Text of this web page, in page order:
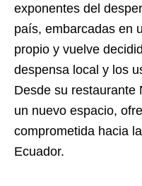
exponentes del
país, embarcadas en
propio y vuelve
despensa local y los
Desde su restaurante
un nuevo espacio,
comprometida hacia
Ecuador.